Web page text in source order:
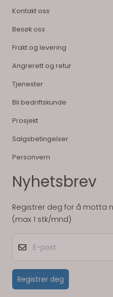
Kontakt oss
Besøk oss
Frakt og levering
Angrerett og retur
Tjenester
Bli bedriftskunde
Prosjekt
Salgsbetingelser
Personvern
Nyhetsbrev
Registrer deg for å motta
(max 1 stk/mnd)
Registrer deg